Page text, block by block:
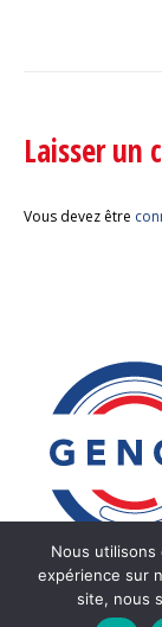
Laisser un
Vous devez être
© RBK
Nous utilisons
expérience sur
site, nous